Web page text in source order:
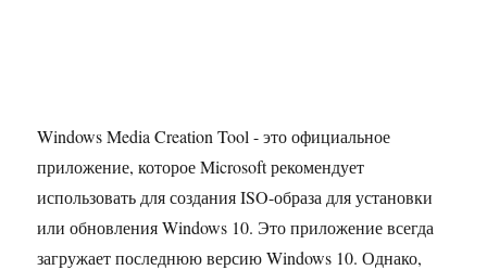
Windows Media Creation Tool - это официальное
приложение, которое Microsoft рекомендует
использовать для создания ISO-образа для установки
или обновления Windows 10. Это приложение всегда
загружает последнюю версию Windows 10. Однако,